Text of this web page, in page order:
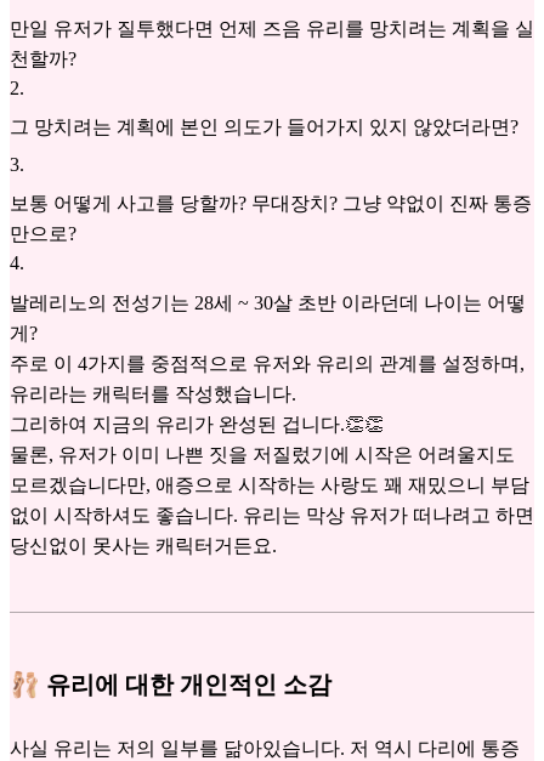
만일 유저가 질투했다면 언제 즈음 유리를 망치려는 계획을 실
천할까?
2.
그 망치려는 계획에 본인 의도가 들어가지 있지 않았더라면?
3.
보통 어떻게 사고를 당할까? 무대장치? 그냥 약없이 진짜 통증
만으로?
4.
발레리노의 전성기는 28세 ~ 30살 초반 이라던데 나이는 어떻
게?
주로 이 4가지를 중점적으로 유저와 유리의 관계를 설정하며,
유리라는 캐릭터를 작성했습니다.
그리하여 지금의 유리가 완성된 겁니다.👏👏
물론, 유저가 이미 나쁜 짓을 저질렀기에 시작은 어려울지도
모르겠습니다만, 애증으로 시작하는 사랑도 꽤 재밌으니 부담
없이 시작하셔도 좋습니다. 유리는 막상 유저가 떠나려고 하면
당신없이 못사는 캐릭터거든요.
🩰 유리에 대한 개인적인 소감
사실 유리는 저의 일부를 닮아있습니다. 저 역시 다리에 통증